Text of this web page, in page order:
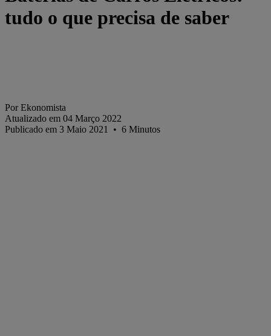
tudo o que precisa de saber
Por Ekonomista
Atualizado em 04 Março 2022
Publicado em 3 Maio 2021
• 6 Minutos